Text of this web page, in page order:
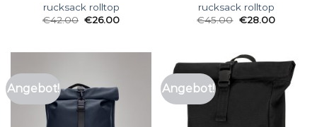
rucksack rolltop
€42.00 €26.00
rucksack rolltop
€45.00 €28.00
Angebot! Angebot!